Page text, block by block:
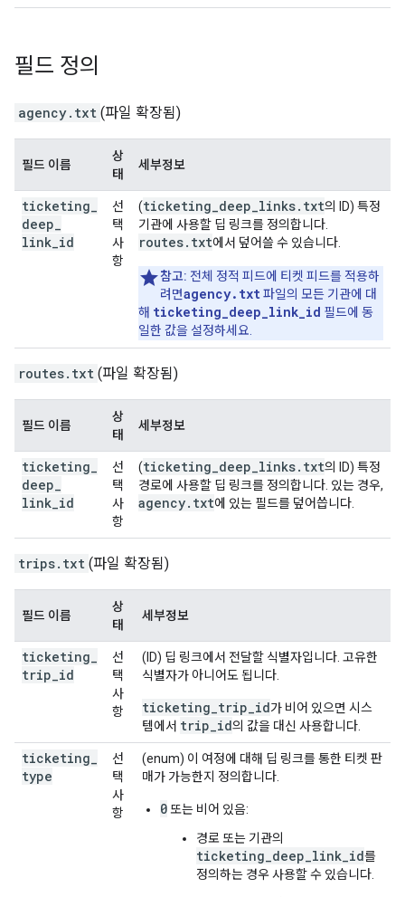
필드 정의
agency.txt (파일 확장됨)
필드 이름
상
태
세부정보
ticketing
deep
link id
선
택
사
항
(ticketing_deep_links.txt의 ID) 특정
기관에 사용할 딥 링크를 정의합니다.
routes.txt에서 덮어쓸 수 있습니다.
참고: 전체 정적 피드에 티켓 피드를 적용하
려면agency.txt파일의 모든 기관에 대
해 ticketing_deep_link_id 필드에 동
일한 값을 설정하세요.
routes.txt (파일 확장됨)
필드 이름
상
태
세부정보
ticketing
deep
link id
선
택
사
항
(ticketing deep links. txt의 ID) 특정
경로에 사용할 딥 링크를 정의합니다. 있는 경우,
agency. txt에 있는 필드를 덮어씁니다.
trips.txt (파일 확장됨)
필드 이름
상
태
세부정보
ticketing
trip id
선
택
사
항
(ID) 딥 링크에서 전달할 식별자입니다. 고유한
식별자가 아니어도 됩니다.
ticketing_trip_id가 비어 있으면 시스
템에서 trip_id의 값을 대신 사용합니다.
ticketing
type
선
택
사
항
(enum) 이 여정에 대해 딥 링크를 통한 티켓 판
매가 가능한지 정의합니다.
0 또는 비어 있음:
경로 또는 기관의
ticketing_deep_link_id를
정의하는 경우 사용할 수 있습니다.